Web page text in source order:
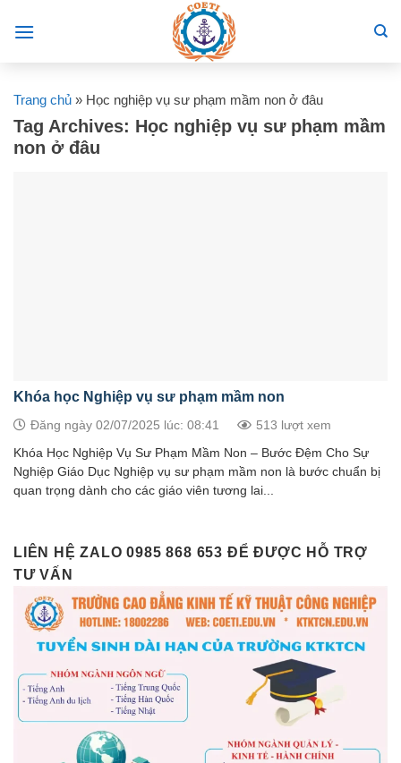
Trang chủ » Học nghiệp vụ sư phạm mầm non ở đâu
Tag Archives: Học nghiệp vụ sư phạm mầm
non ở đâu
Khóa học Nghiệp vụ sư phạm mầm non
Đăng ngày 02/07/2025 lúc: 08:41 513 lượt xem
Khóa Học Nghiệp Vụ Sư Phạm Mầm Non – Bước Đệm Cho Sự
Nghiệp Giáo Dục Nghiệp vụ sư phạm mầm non là bước chuẩn bị
quan trọng dành cho các giáo viên tương lai...
LIÊN HỆ ZALO 0985 868 653 ĐỂ ĐƯỢC HỖ TRỢ
TƯ VẤN